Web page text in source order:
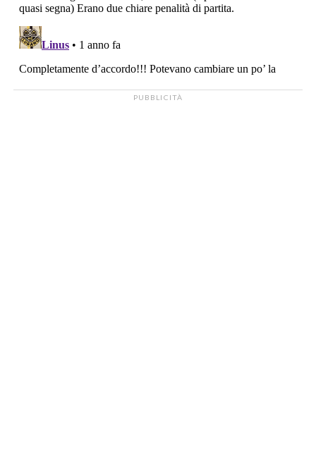
PUBBLICITÀ